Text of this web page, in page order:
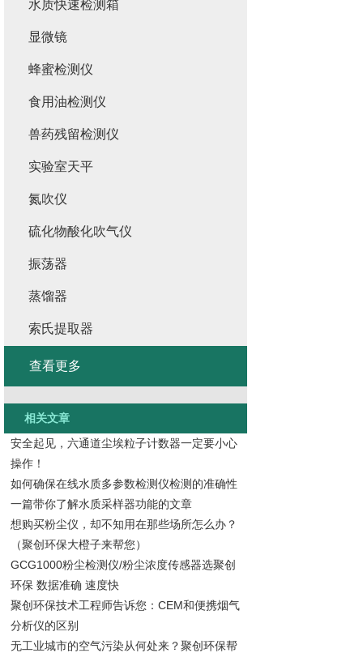
水质快速检测箱
显微镜
蜂蜜检测仪
食用油检测仪
兽药残留检测仪
实验室天平
氮吹仪
硫化物酸化吹气仪
振荡器
蒸馏器
索氏提取器
查看更多
相关文章
安全起见，六通道尘埃粒子计数器一定要小心
操作！
如何确保在线水质多参数检测仪检测的准确性
一篇带你了解水质采样器功能的文章
想购买粉尘仪，却不知用在那些场所怎么办？
（聚创环保大橙子来帮您）
GCG1000粉尘检测仪/粉尘浓度传感器选聚创
环保 数据准确 速度快
聚创环保技术工程师告诉您：CEM和便携烟气
分析仪的区别
无工业城市的空气污染从何处来？聚创环保帮